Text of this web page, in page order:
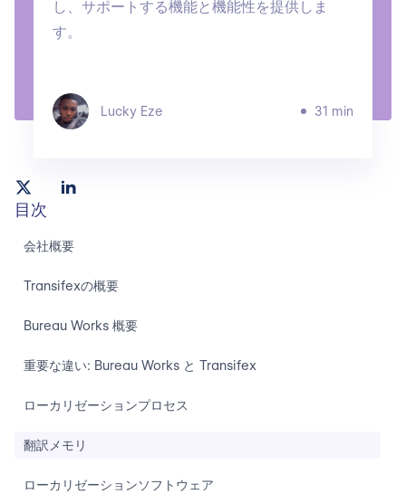
し、サポートする機能と機能性を提供しま
す。
Lucky Eze 31 min
目次
会社概要
Transifexの概要
Bureau Works 概要
重要な違い: Bureau Works と Transifex
ローカリゼーションプロセス
翻訳メモリ
ローカリゼーションソフトウェア